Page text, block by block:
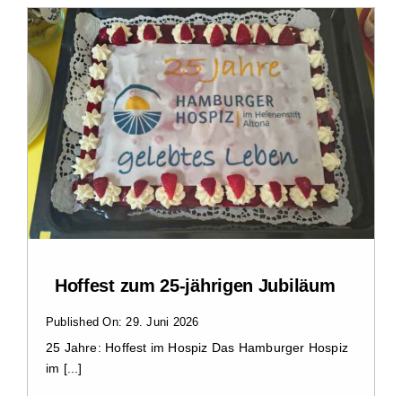
Hoffest zum 25-jährigen Jubiläum
Published On: 29. Juni 2026
25 Jahre: Hoffest im Hospiz Das Hamburger Hospiz
im [...]